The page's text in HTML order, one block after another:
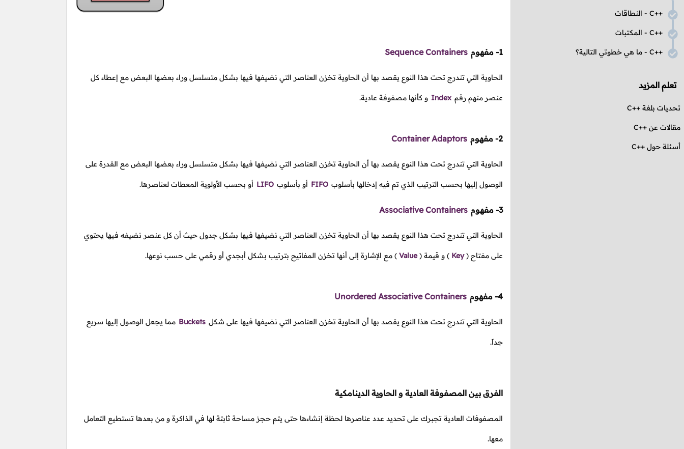
C++ - النطاقات
C++ - المكتبات
C++ - ما هي خطوتي التالية؟
تعلم المزيد
تحديات بلغة C++
مقالات عن C++
أسئلة حول ++C
1- مفهوم Sequence Containers
الحاوية التي تندرج تحت هذا النوع يقصد بها أن الحاوية تخزن العناصر التي نضيفها فيها بشكل متسلسل وراء بعضها البعض مع إعطاء كل
عنصر منهم رقم Index و كأنها مصفوفة عادية.
2- مفهوم Container Adaptors
الحاوية التي تندرج تحت هذا النوع يقصد بها أن الحاوية تخزن العناصر التي نضيفها فيها بشكل متسلسل وراء بعضها البعض مع القدرة على
الوصول إليها بحسب الترتيب الذي تم فيه إدخالها بأسلوب FIFO أو بأسلوب LIFO أو بحسب الأولوية المعطات لعناصرها.
3- مفهوم Associative Containers
الحاوية التي تندرج تحت هذا النوع يقصد بها أن الحاوية تخزن العناصر التي نضيفها فيها بشكل جدول حيث أن كل عنصر نضيفه فيها يحتوي
على مفتاح (
Key
) و قيمة (
Value
) مع الإشارة إلى أنها تخزن المفاتيح بترتيب بشكل أبجدي أو رقمي على حسب نوعها.
4- مفهوم Unordered Associative Containers
الحاوية التي تندرج تحت هذا النوع يقصد بها أن الحاوية تخزن العناصر التي نضيفها فيها على شكل Buckets مما يجعل الوصول إليها سريع
جداً.
الفرق بين المصفوفة العادية و الحاوية الدينامكية
المصفوفات العادية تجبرك على تحديد عدد عناصرها لحظة إنشاءها حتى يتم حجز مساحة ثابتة لها في الذاكرة و من بعدها تستطيع التعامل
معها.